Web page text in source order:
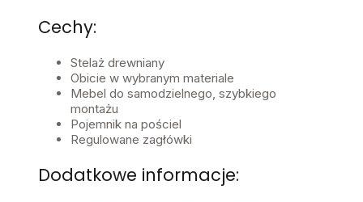
Cechy:
Stelaż drewniany
Obicie w wybranym materiale
Mebel do samodzielnego, szybkiego
montażu
Pojemnik na pościel
Regulowane zagłówki
Dodatkowe informacje: